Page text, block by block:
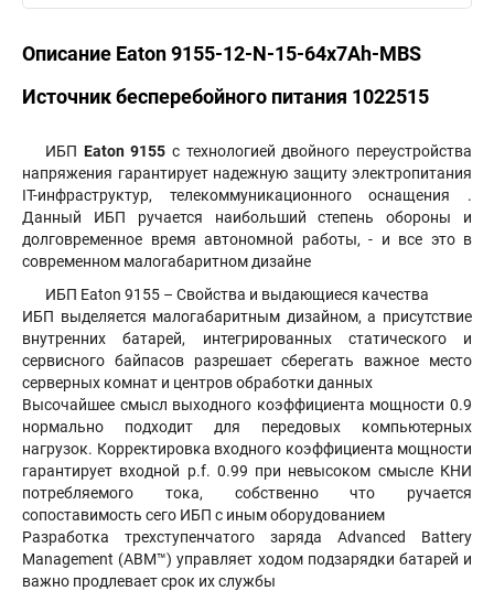
Описание Eaton 9155-12-N-15-64x7Ah-MBS
Источник бесперебойного питания 1022515
ИБП Eaton 9155 с технологией двойного переустройства
напряжения гарантирует надежную защиту электропитания
IT-инфраструктур, телекоммуникационного оснащения .
Данный ИБП ручается наибольший степень обороны и
долговременное время автономной работы, - и все это в
современном малогабаритном дизайне
ИБП Eaton 9155 – Свойства и выдающиеся качества
ИБП выделяется малогабаритным дизайном, а присутствие
внутренних батарей, интегрированных статического и
сервисного байпасов разрешает сберегать важное место
серверных комнат и центров обработки данных
Высочайшее смысл выходного коэффициента мощности 0.9
нормально подходит для передовых компьютерных
нагрузок. Корректировка входного коэффициента мощности
гарантирует входной p.f. 0.99 при невысоком смысле КНИ
потребляемого тока, собственно что ручается
сопоставимость сего ИБП с иным оборудованием
Разработка трехступенчатого заряда Advanced Battery
Management (ABM™) управляет ходом подзарядки батарей и
важно продлевает срок их службы